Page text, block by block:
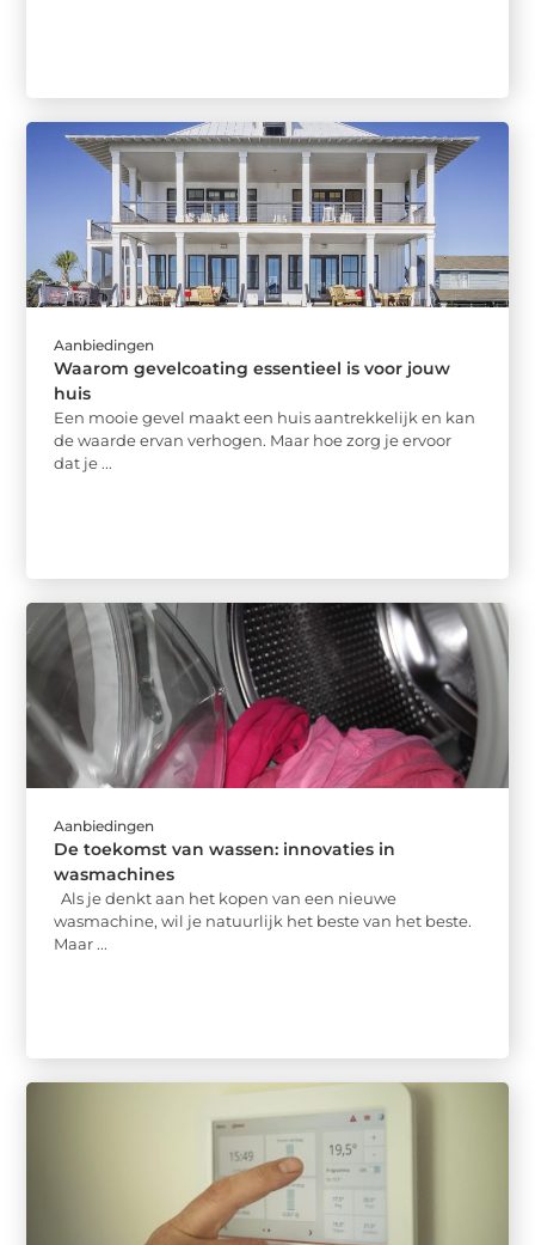
Aanbiedingen
Waarom gevelcoating essentieel is voor jouw
huis
Een mooie gevel maakt een huis aantrekkelijk en kan
de waarde ervan verhogen. Maar hoe zorg je ervoor
dat je ...
Aanbiedingen
De toekomst van wassen: innovaties in
wasmachines
Als je denkt aan het kopen van een nieuwe
wasmachine, wil je natuurlijk het beste van het beste.
Maar ...